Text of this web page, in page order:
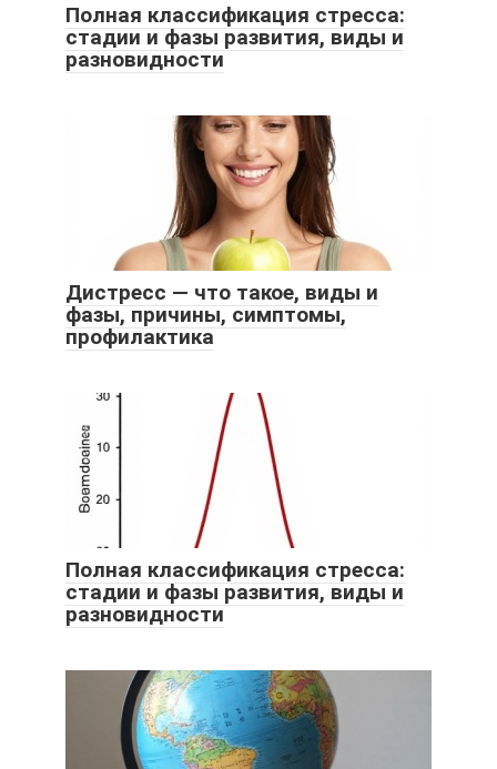
Полная классификация стресса:
стадии и фазы развития, виды и
разновидности
Дистресс — что такое, виды и
фазы, причины, симптомы,
профилактика
Полная классификация стресса:
стадии и фазы развития, виды и
разновидности